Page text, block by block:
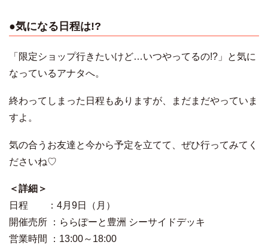
●気になる日程は!?
「限定ショップ行きたいけど…いつやってるの!?」と気に
なっているアナタへ。
終わってしまった日程もありますが、まだまだやっていま
すよ。
気の合うお友達と今から予定を立てて、ぜひ行ってみてく
ださいね♡
＜詳細＞
日程 ：4月9日（月）
開催売所 ：ららぽーと豊洲 シーサイドデッキ
営業時間 ：13:00～18:00